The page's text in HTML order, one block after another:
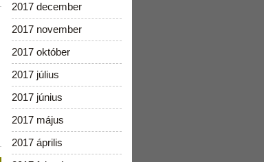
2017 december
2017 november
2017 október
2017 július
2017 június
2017 május
2017 április